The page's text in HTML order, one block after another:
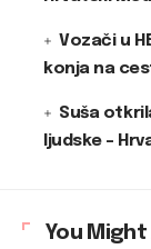
Vozači u
konja na
Suša
ljudske –
You Might